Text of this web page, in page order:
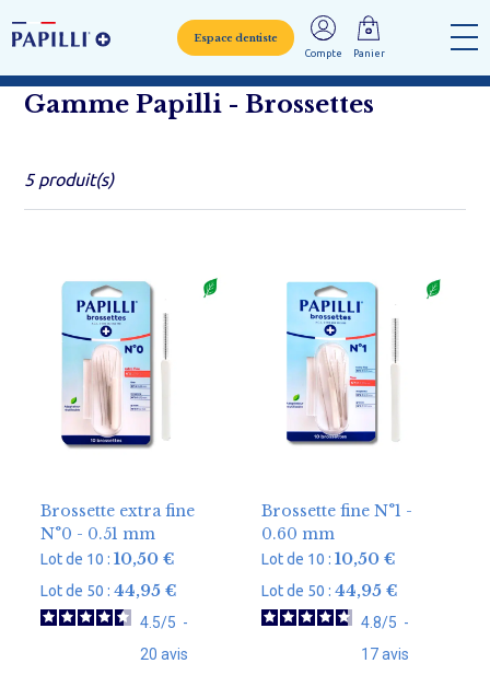
Espace dentiste
Compte Panier
Gamme Papilli - Brossettes
5 produit(s)
Brossette extra fine
N°0 - 0.51 mm
Lot de 10 :10,50€
Lot de 50 :44,95€
4.5/5 -
20avis
Brossette fine N°1 -
0.60 mm
Lot de 10 : 10,50 €
Lot de 50 : 44,95 €
4.8/5 -
17avis